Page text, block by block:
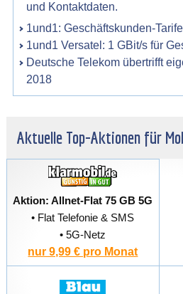
und Kontaktdaten.
1und1: Geschäftskunden-
1und1 Versatel: 1 GBit/s für
Deutsche Telekom übertrifft
2018
Aktuelle Top-Aktionen für
Aktion: Allnet-Flat 75 GB 5G
• Flat Telefonie & SMS
• 5G-Netz
nur 9,99 € pro Monat